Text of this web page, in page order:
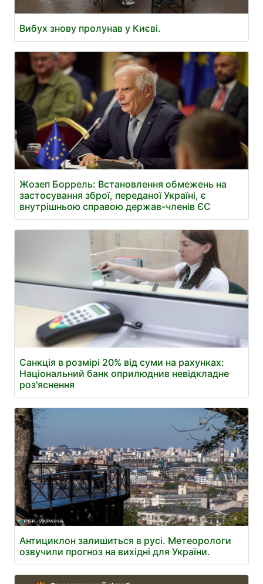
Вибух знову пролунав у Києві.
Жозеп Боррель: Встановлення обмежень на
застосування зброї, переданої Україні, є
внутрішньою справою держав-членів ЄС
Санкція в розмірі 20% від суми на рахунках:
Національний банк оприлюднив невідкладне
роз'яснення
Антициклон залишиться в русі. Метеорологи
озвучили прогноз на вихідні для України.